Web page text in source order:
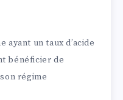
un taux d’acide
bénéficier de
régime